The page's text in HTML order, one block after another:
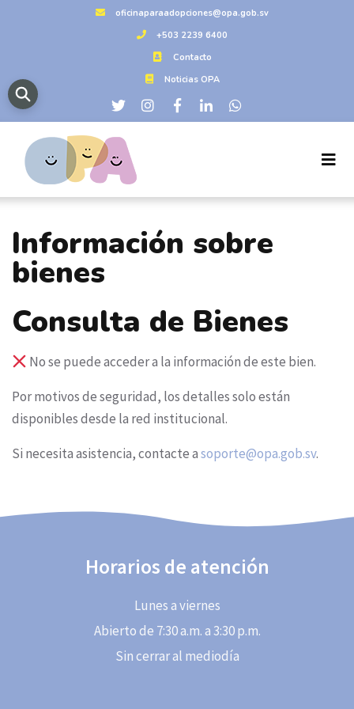
oficinaparaadopciones@opa.gob.sv
+503 2239 6400
Contacto
Noticias OPA
Información sobre
bienes
Consulta de Bienes
No se puede acceder a la información de este bien.
Por motivos de seguridad, los detalles solo están
disponibles desde la red institucional.
Si necesita asistencia, contacte asoporte@opa.gob.sv.
Horarios de atención
Lunes a viernes
Abierto de 7:30 a.m. a 3:30 p.m.
Sin cerrar al mediodía